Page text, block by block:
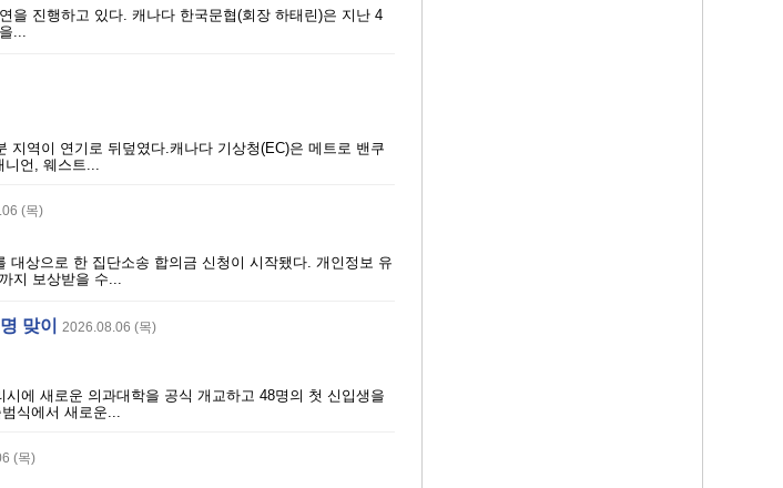
을 진행하고 있다. 캐나다 한국문협(회장 하태린)은 지난 4
...
지역이 연기로 뒤덮였다.캐나다 기상청(EC)은 메트로 밴쿠
니언, 웨스트...
(목)
상으로 한 집단소송 합의금 신청이 시작됐다. 개인정보 유
지 보상받을 수...
맞이 2026.08.06 (목)
에 새로운 의과대학을 공식 개교하고 48명의 첫 신입생을
식에서 새로운...
(목)